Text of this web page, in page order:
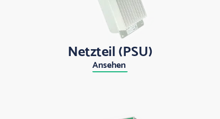
Netzteil (PSU)
Ansehen